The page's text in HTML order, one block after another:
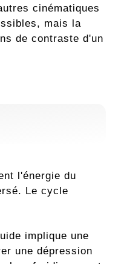
cinématiques
mais la
de contraste d'un
l'énergie du
Le cycle
implique une
une dépression